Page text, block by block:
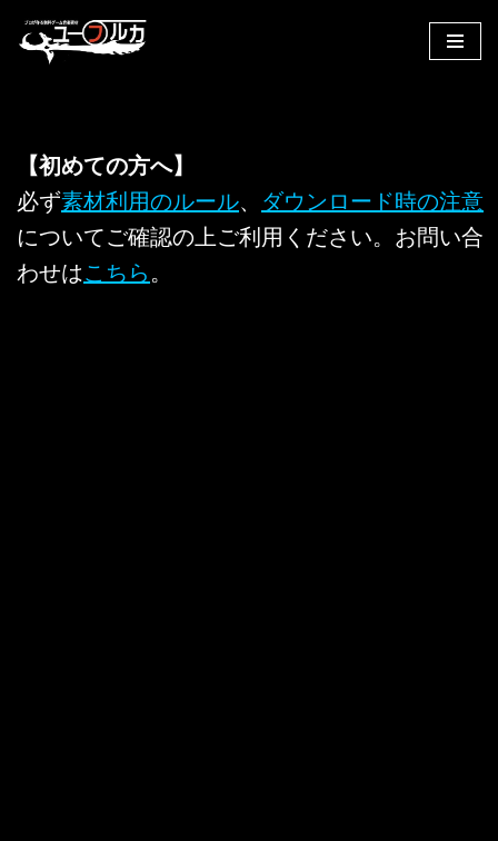
へ
キ
ッ
【初めての方へ】
必ず素材利用のルール、 ダウンロード時の注意
についてご確認の上ご利用ください。お問い合
わせはこちら 。